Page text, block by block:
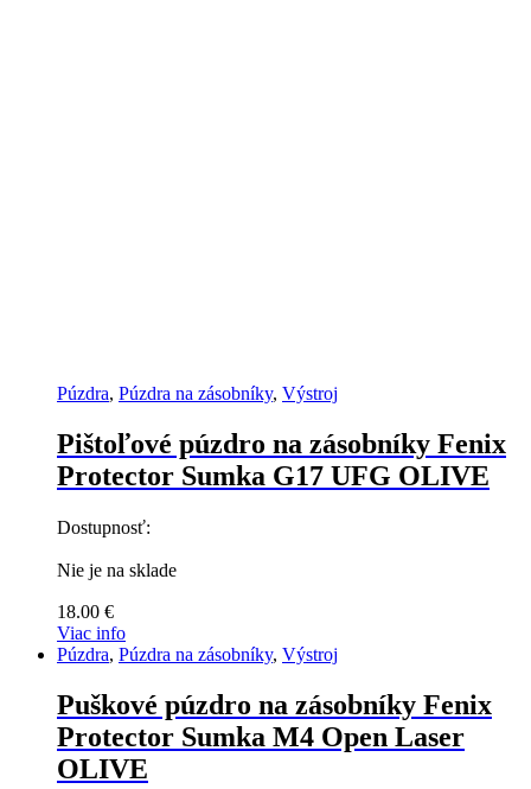
Púzdra, Púzdra na zásobníky, Výstroj
Pištoľové púzdro na zásobníky Fenix
Protector Sumka G17 UFG OLIVE
Dostupnosť:
Nie je na sklade
18.00 €
Viac info
Púzdra, Púzdra na zásobníky, Výstroj
Puškové púzdro na zásobníky Fenix
Protector Sumka M4 Open Laser
OLIVE